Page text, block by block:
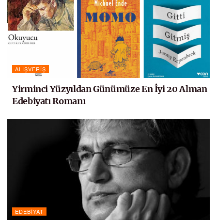
ALIŞVERIŞ
Yirminci Yüzyıldan Günümüze En İyi 20 Alman
Edebiyatı Romanı
EDEBIYAT